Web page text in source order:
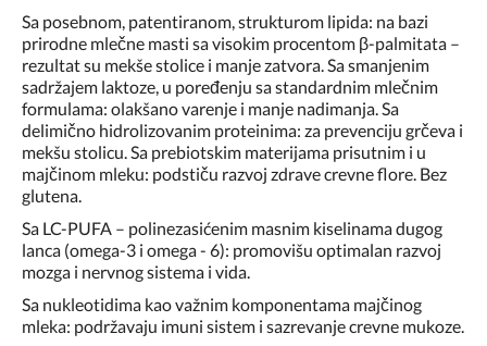
Sa posebnom, patentiranom, strukturom lipida: na bazi
prirodne mlečne masti sa visokim procentom β-palmitata –
rezultat su mekše stolice i manje zatvora. Sa smanjenim
sadržajem laktoze, u poređenju sa standardnim mlečnim
formulama: olakšano varenje i manje nadimanja. Sa
delimično hidrolizovanim proteinima: za prevenciju grčeva i
mekšu stolicu. Sa prebiotskim materijama prisutnim i u
majčinom mleku: podstiču razvoj zdrave crevne flore. Bez
glutena.
Sa LC-PUFA – polinezasićenim masnim kiselinama dugog
lanca (omega-3 i omega - 6): promovišu optimalan razvoj
mozga i nervnog sistema i vida.
Sa nukleotidima kao važnim komponentama majčinog
mleka: podržavaju imuni sistem i sazrevanje crevne mukoze.